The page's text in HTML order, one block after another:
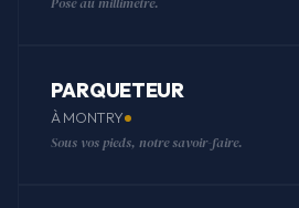
PARQUETEUR
À MONTRY
Sous vos pieds, notre savoir-faire.